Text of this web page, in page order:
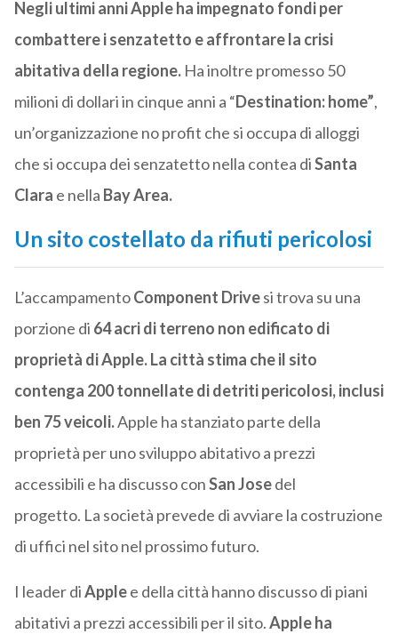
Negli ultimi anni Apple ha impegnato fondi per
combattere i senzatetto e affrontare la crisi
abitativa della regione.Ha inoltre promesso 50
milioni di dollari in cinque anni a “Destination: home”,
un’organizzazione no profit che si occupa di alloggi
che si occupa dei senzatetto nella contea diSanta
Clara e nella Bay Area.
Un sito costellato da rifiuti pericolosi
L’accampamentoComponent Drivesi trova su una
porzione di 64 acri di terreno non edificato di
proprietà di Apple. La città stima che il sito
contenga 200 tonnellate di detriti pericolosi, inclusi
ben 75 veicoli.Apple ha stanziato parte della
proprietà per uno sviluppo abitativo a prezzi
accessibili e ha discusso conSan Josedel
progetto. La società prevede di avviare la costruzione
di uffici nel sito nel prossimo futuro.
I leader diApplee della città hanno discusso di piani
abitativi a prezzi accessibili per il sito.Apple ha